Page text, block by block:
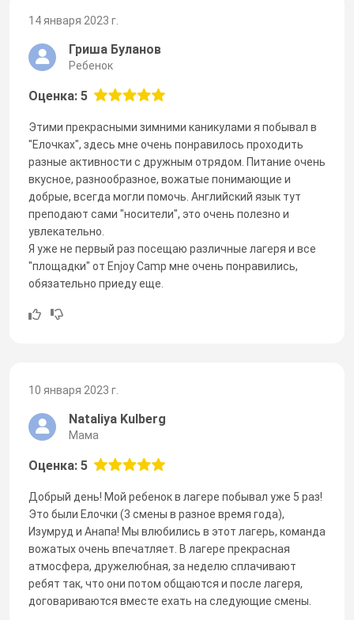
14 января 2023 г.
Гриша Буланов
Ребенок
Оценка: 5
Этими прекрасными зимними каникулами я побывал в
"Елочках", здесь мне очень понравилось проходить
разные активности с дружным отрядом. Питание очень
вкусное, разнообразное, вожатые понимающие и
добрые, всегда могли помочь. Английский язык тут
преподают сами "носители", это очень полезно и
увлекательно.
Я уже не первый раз посещаю различные лагеря и все
"площадки" от Enjoy Camp мне очень понравились,
обязательно приеду еще.
10 января 2023 г.
Nataliya Kulberg
Мама
Оценка: 5
Добрый день! Мой ребенок в лагере побывал уже 5 раз!
Это были Елочки (3 смены в разное время года),
Изумруд и Анапа! Мы влюбились в этот лагерь, команда
вожатых очень впечатляет. В лагере прекрасная
атмосфера, дружелюбная, за неделю сплачивают
ребят так, что они потом общаются и после лагеря,
договариваются вместе ехать на следующие смены.